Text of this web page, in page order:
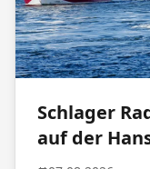
Schlager
auf der